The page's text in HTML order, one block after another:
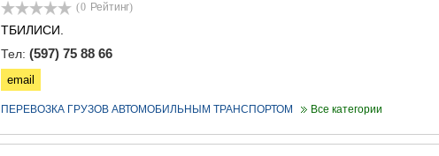
(0 Рейтинг)
ТБИЛИСИ.
Тел: (597) 75 88 66
email
ПЕРЕВОЗКА ГРУЗОВ АВТОМОБИЛЬНЫМ ТРАНСПОРТОМ Все категории